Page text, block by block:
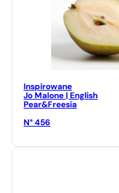
Inspirowane
Jo Malone | English
Pear&Freesia
N° 456